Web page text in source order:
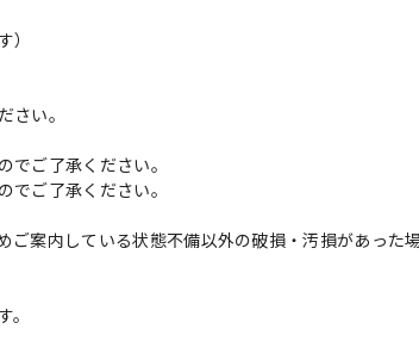
）
さい。
でご了承ください。
でご了承ください。
ご案内している状態不備以外の破損・汚損があった
。